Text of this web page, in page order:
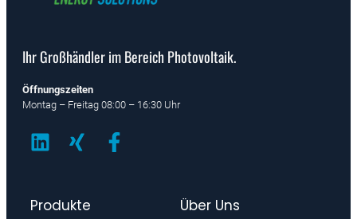
Ihr Großhändler im Bereich Photovoltaik.
Öffnungszeiten
Montag – Freitag 08:00 – 16:30 Uhr
Produkte Über Uns